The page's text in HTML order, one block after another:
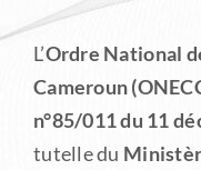
L’Ordre National
Cameroun
n°85/011 du 11
tutelle du